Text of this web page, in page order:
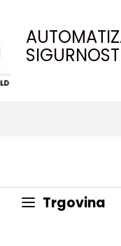
SIGURNOST
Trgovina